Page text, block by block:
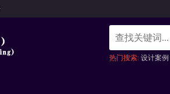
热门搜索: 设计案例